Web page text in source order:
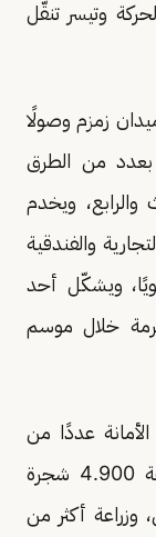
وتيسر تنقّل
بدءًا من ميدان زمزم وصولًا
من الطرق
والرابع، ويخدم
والفندقية
ويشكّل أحد
خلال موسم
عددًا من
الأعمال والتحسينات النوعية، شملت زراعة 4.900 شجرة
وزراعة أكثر من